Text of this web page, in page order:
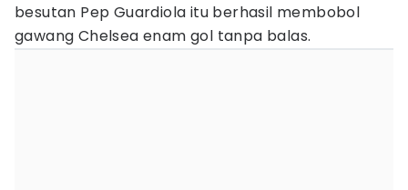
besutan Pep Guardiola itu berhasil membobol
gawang Chelsea enam gol tanpa balas.